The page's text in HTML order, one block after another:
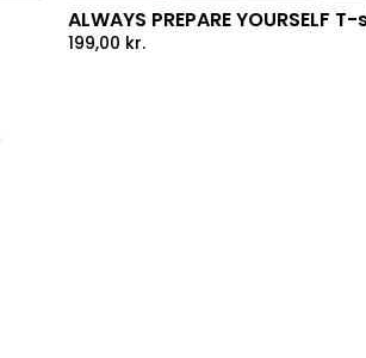
ALWAYS PREPARE YOURSELF
199,00 kr.